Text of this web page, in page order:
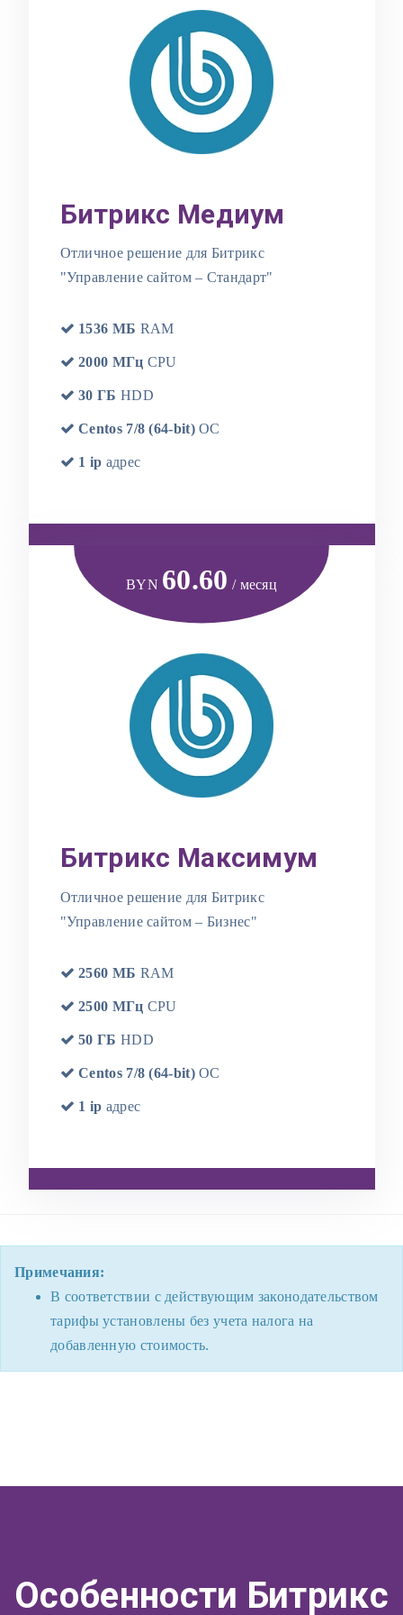
Битрикс Медиум
Отличное решение для Битрикс
"Управление сайтом – Стандарт"
1536 МБ RAM
2000 МГц CPU
30 ГБ HDD
Centos 7/8 (64-bit)OC
1 ip адрес
BYN 60.60 / месяц
Битрикс Максимум
Отличное решение для Битрикс
"Управление сайтом – Бизнес"
2560 МБ RAM
2500 МГц CPU
50 ГБ HDD
Centos 7/8 (64-bit)OC
1 ip адрес
Примечания:
В соответствии с действующим законодательством
тарифы установлены без учета налога на
добавленную стоимость.
Особенности Битрикс